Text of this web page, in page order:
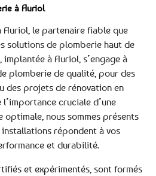
à Auriol
Auriol, le partenaire fiable que
solutions de plomberie haut de
à Auriol, s’engage à
plomberie de qualité, pour des
des projets de rénovation en
cruciale d’une
nous sommes présents
répondent à vos
et durabilité.
et expérimentés, sont formés